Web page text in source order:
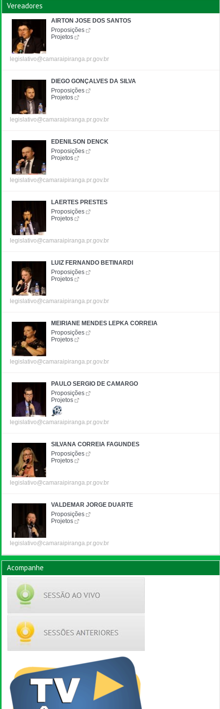
Vereadores
AIRTON JOSE DOS SANTOS
Proposições
Projetos
legislativo@camaraipiranga.pr.gov.br
DIEGO GONÇALVES DA SILVA
Proposições
Projetos
legislativo@camaraipiranga.pr.gov.br
EDENILSON DENCK
Proposições
Projetos
legislativo@camaraipiranga.pr.gov.br
LAERTES PRESTES
Proposições
Projetos
legislativo@camaraipiranga.pr.gov.br
LUIZ FERNANDO BETINARDI
Proposições
Projetos
legislativo@camaraipiranga.pr.gov.br
MEIRIANE MENDES LEPKA CORREIA
Proposições
Projetos
legislativo@camaraipiranga.pr.gov.br
PAULO SERGIO DE CAMARGO
Proposições
Projetos
legislativo@camaraipiranga.pr.gov.br
SILVANA CORREIA FAGUNDES
Proposições
Projetos
legislativo@camaraipiranga.pr.gov.br
VALDEMAR JORGE DUARTE
Proposições
Projetos
legislativo@camaraipiranga.pr.gov.br
Acompanhe